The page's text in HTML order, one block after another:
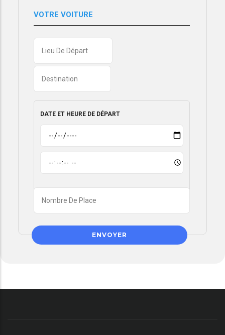
VOTRE VOITURE
de
départ
DATE ET HEURE DE DÉPART
DÉPART:
DE
DÉPART:
de
place